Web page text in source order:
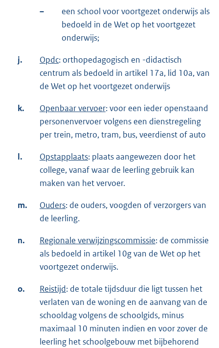
–
een school voor voortgezet onderwijs als
bedoeld in de Wet op het voortgezet
onderwijs;
j. Opdc: orthopedagogisch en -didactisch
centrum als bedoeld in artikel 17a, lid 10a, van
de Wet op het voortgezet onderwijs
k. Openbaar vervoer: voor een ieder openstaand
personenvervoer volgens een dienstregeling
per trein, metro, tram, bus, veerdienst of auto
l. Opstapplaats: plaats aangewezen door het
college, vanaf waar de leerling gebruik kan
maken van het vervoer.
m. Ouders: de ouders, voogden of verzorgers van
de leerling.
n. Regionale verwijzingscommissie: de commissie
als bedoeld in artikel 10g van de Wet op het
voortgezet onderwijs.
o. Reistijd: de totale tijdsduur die ligt tussen het
verlaten van de woning en de aanvang van de
schooldag volgens de schoolgids, minus
maximaal 10 minuten indien en voor zover de
leerling het schoolgebouw met bijbehorend